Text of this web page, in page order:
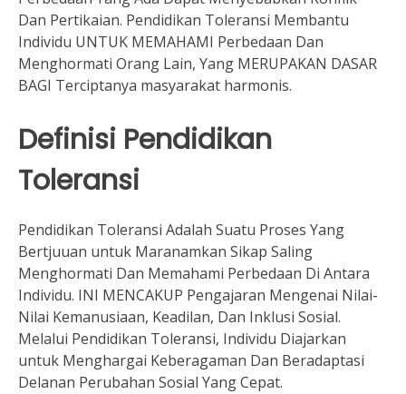
Dan Pertikaian. Pendidikan Toleransi Membantu
Individu UNTUK MEMAHAMI Perbedaan Dan
Menghormati Orang Lain, Yang MERUPAKAN DASAR
BAGI Terciptanya masyarakat harmonis.
Definisi Pendidikan
Toleransi
Pendidikan Toleransi Adalah Suatu Proses Yang
Bertjuuan untuk Maranamkan Sikap Saling
Menghormati Dan Memahami Perbedaan Di Antara
Individu. INI MENCAKUP Pengajaran Mengenai Nilai-
Nilai Kemanusiaan, Keadilan, Dan Inklusi Sosial.
Melalui Pendidikan Toleransi, Individu Diajarkan
untuk Menghargai Keberagaman Dan Beradaptasi
Delanan Perubahan Sosial Yang Cepat.